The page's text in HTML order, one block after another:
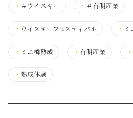
・ ＃ウイスキー ・ ＃有明産業
・ ウイスキーフェスティバル ・ ミ
・ ミニ樽熟成 ・有明産業 ・
・ 熟成体験